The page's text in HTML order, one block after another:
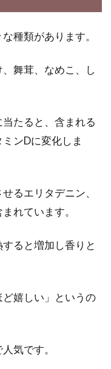
るのは簡単！基本
好きですか？忙しい現代で
のくらい？
上がっていますか？研ぎ方
リンでお菓子を作る
種類があります。
舞茸、なめこ、し
当たると、含まれる
ンDに変化しま
るエリタデニン、
れています。
ると増加し香りと
ど嬉しい」というの
気です。